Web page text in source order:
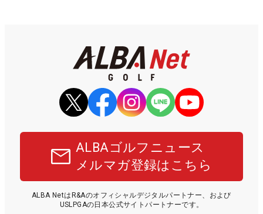
ALBAゴルフニュース
メルマガ登録はこちら
ALBA NetはR&Aのオフィシャルデジタルパートナー、および
USLPGAの日本公式サイトパートナーです。